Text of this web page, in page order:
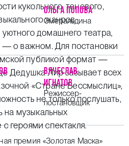
кукольного, теневого,
жанров
домашнего театра,
— о важном. Для постановки
публикой формат —
Дедушка Лир зазывает всех
«Стране Бессмыслиц»,
не только послушать,
на музыкальных
героями спектакля.
ОЛЬГА ПОПОВА
Смеральдина
ВЯЧЕСЛАВ
ИГНАТОВ
Режиссер-
постановщик
премия «Золотая Маска»